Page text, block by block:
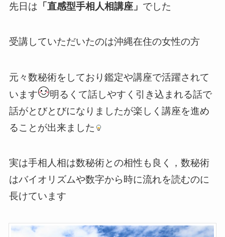
先日は 「直感型手相人相講座」 でした
受講していただいたのは沖縄在住の女性の方
元々数秘術をしており鑑定や講座で活躍されて
います
明るくて話しやすく引き込まれる話で
話がとびとびになりましたが楽しく講座を進め
ることが出来ました
実は手相人相は数秘術との相性も良く，数秘術
はバイオリズムや数字から時に流れを読むのに
長けています